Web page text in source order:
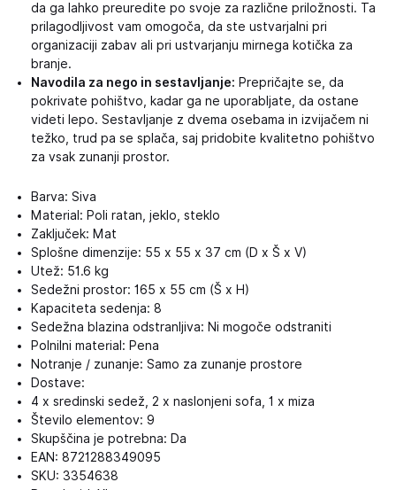
da ga lahko preuredite po svoje za različne priložnosti. Ta
prilagodljivost vam omogoča, da ste ustvarjalni pri
organizaciji zabav ali pri ustvarjanju mirnega kotička za
branje.
Navodila za nego in sestavljanje: Prepričajte se, da
pokrivate pohištvo, kadar ga ne uporabljate, da ostane
videti lepo. Sestavljanje z dvema osebama in izvijačem ni
težko, trud pa se splača, saj pridobite kvalitetno pohištvo
za vsak zunanji prostor.
Barva: Siva
Material: Poli ratan, jeklo, steklo
Zaključek: Mat
Splošne dimenzije: 55 x 55 x 37 cm (D x Š x V)
Utež: 51.6 kg
Sedežni prostor: 165 x 55 cm (Š x H)
Kapaciteta sedenja: 8
Sedežna blazina odstranljiva: Ni mogoče odstraniti
Polnilni material: Pena
Notranje / zunanje: Samo za zunanje prostore
Dostave:
4 x sredinski sedež, 2 x naslonjeni sofa, 1 x miza
Število elementov: 9
Skupščina je potrebna: Da
EAN: 8721288349095
SKU: 3354638